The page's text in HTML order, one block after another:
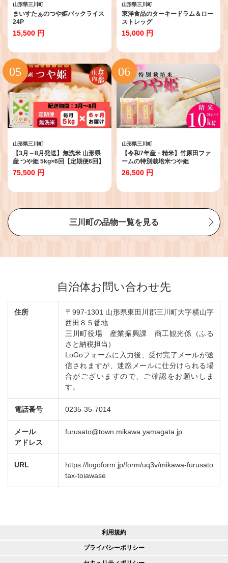
山形県三川町
まいすたぁのつや姫パックライス
24P
15,500 円
山形県三川町
東洋食品のターキードラム＆ロー
ストレッグ
15,000 円
山形県三川町
【3月～8月発送】無洗米 山形県
産 つや姫 5kg×6回【定期便6回】
75,500 円
山形県三川町
【令和7年産・精米】竹原田ファ
ームの特別栽培米つや姫
10kg（5kg×2袋）
26,500 円
三川町の品物一覧を見る
自治体お問い合わせ先
住所
〒997-1301 山形県東田川郡三川町大字横山字
西田８５番地
三川町役場 産業振興課 商工観光係（ふる
さと納税担当）
LoGoフォームに入力後、受付完了メールが送
信されますが、迷惑メールに仕分けられる場
合がございますので、ご確認をお願いしま
す。
電話番号 0235-35-7014
メール
アドレス
furusato@town.mikawa.yamagata.jp
URL
https://logoform.jp/form/uq3v/mikawa-furusato
tax-toiawase
利用規約
プライバシーポリシー